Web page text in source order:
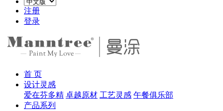
注册
登录
首 页
设计灵感
爱在芬多精 卓越原材 工艺灵感 午餐俱乐部
产品系列